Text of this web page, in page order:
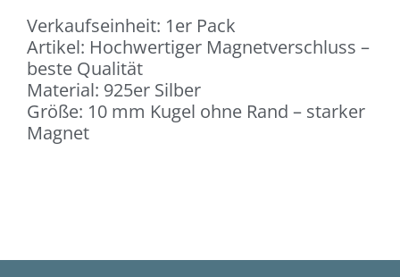
Verkaufseinheit: 1er Pack
Artikel: Hochwertiger Magnetverschluss –
beste Qualität
Material: 925er Silber
Größe: 10 mm Kugel ohne Rand – starker
Magnet